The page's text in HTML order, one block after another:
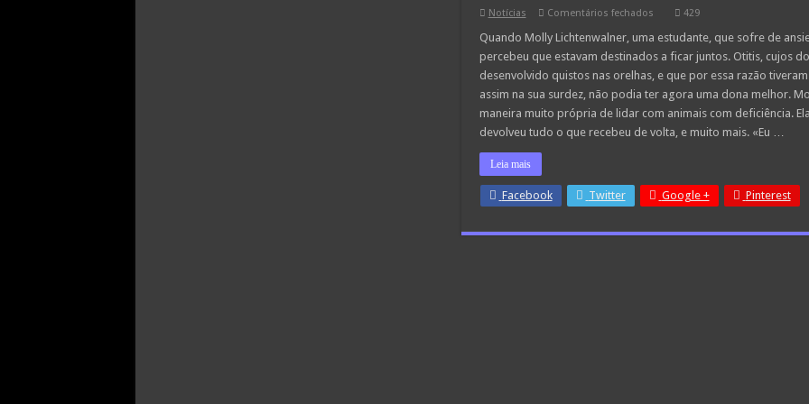
Notícias Comentários fechadosem
surdo
adotado
salva
dona
429
Quando Molly Lichtenwalner, uma estudante, que sofre de
percebeu que estavam destinados a ficar juntos. Otitis, cujos
desenvolvido quistos nas orelhas, e que por essa razão
assim na sua surdez, não podia ter agora uma dona melhor.
maneira muito própria de lidar com animais com deficiência.
devolveu tudo o que recebeu de volta, e muito mais. «Eu …
Leia mais
Facebook Twitter Google + Pinterest